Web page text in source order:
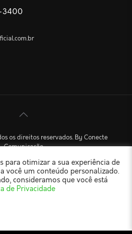
3400
os direitos reservados. By Conecte
Comunicação
para otimizar a sua experiência de
você um conteúdo personalizado.
consideramos que você está
de Privacidade